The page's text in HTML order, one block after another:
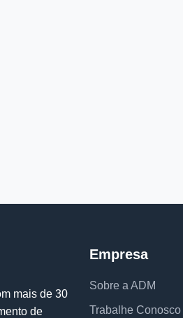
mais de 30
de
Empresa
Sobre a ADM
Trabalhe Conosco